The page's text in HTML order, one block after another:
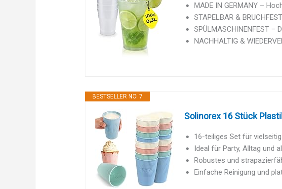
MADE IN GERMANY –
STAPELBAR &
SPÜLMASCHINENFEST
NACHHALTIG &
BESTSELLER NO. 7
Solinorex 16 Stück
16-teiliges Set für
Ideal für Party, Alltag und
Robustes und
Einfache Reinigung und